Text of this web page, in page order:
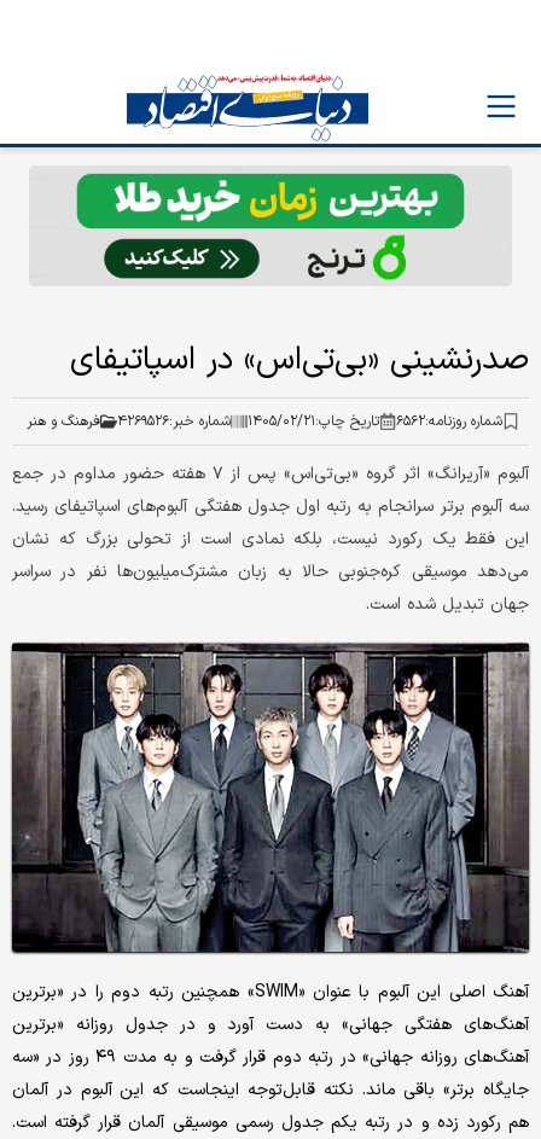
صدرنشینی «بی‌تی‌اس» در اسپاتیفای
شماره روزنامه:۶۵۶۲ تاریخ چاپ:۱۴۰۵/۰۲/۲۱ شماره خبر:۴۲۶۹۵۲۶ فرهنگ و هنر
آلبوم «آریرانگ» اثر گروه «بی‌تی‌اس» پس از ۷ هفته حضور مداوم در جمع
سه آلبوم برتر سرانجام به رتبه اول جدول هفتگی آلبوم‌های اسپاتیفای رسید.
این فقط یک رکورد نیست، بلکه نمادی است از تحولی بزرگ که نشان
می‌دهد موسیقی کره‌جنوبی حالا به زبان مشترک‌میلیون‌ها نفر در سراسر
جهان تبدیل شده است.
آهنگ اصلی این آلبوم با عنوان «SWIM» همچنین رتبه دوم را در «برترین
آهنگ‌های هفتگی جهانی» به دست آورد و در جدول روزانه «برترین
آهنگ‌های روزانه جهانی» در رتبه دوم قرار گرفت و به مدت ۴۹ روز در «سه
جایگاه برتر» باقی ماند. نکته قابل‌توجه اینجاست که این آلبوم در آلمان
هم رکورد زده و در رتبه یکم جدول رسمی موسیقی آلمان قرار گرفته است.